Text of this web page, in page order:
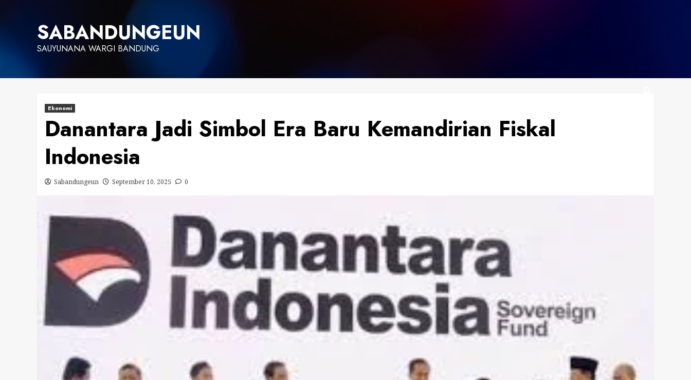
SABANDUNGEUN
SAUYUNANA WARGI BANDUNG
Ekonomi
Danantara Jadi Simbol Era Baru Kemandirian Fiskal
Indonesia
Sabandungeun September 10, 2025 0